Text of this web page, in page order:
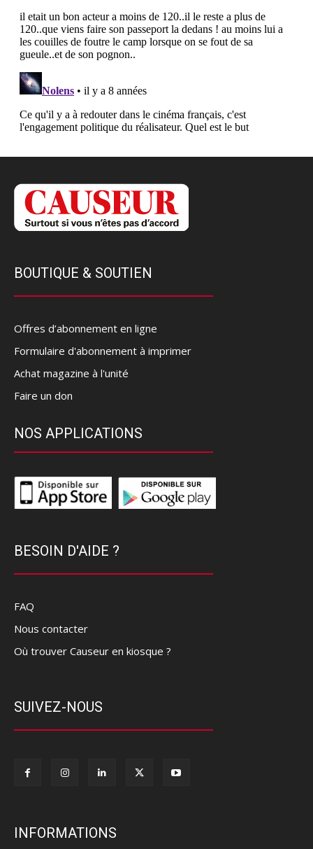
BOUTIQUE & SOUTIEN
Offres d’abonnement en ligne
Formulaire d'abonnement à imprimer
Achat magazine à l'unité
Faire un don
NOS APPLICATIONS
BESOIN D'AIDE ?
FAQ
Nous contacter
Où trouver Causeur en kiosque ?
SUIVEZ-NOUS
INFORMATIONS